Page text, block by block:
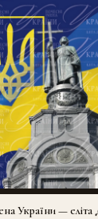
України —